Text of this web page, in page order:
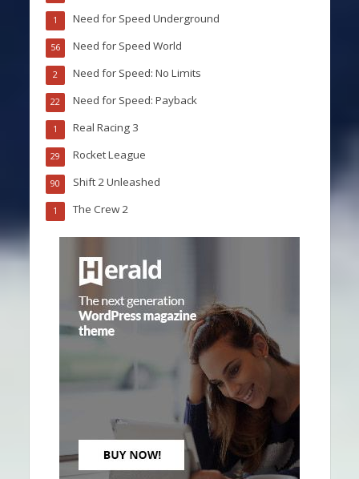
Need for Speed Underground
1
Need for Speed World
56
Need for Speed: No Limits
2
Need for Speed: Payback
22
Real Racing 3
1
Rocket League
29
Shift 2 Unleashed
90
The Crew 2
1